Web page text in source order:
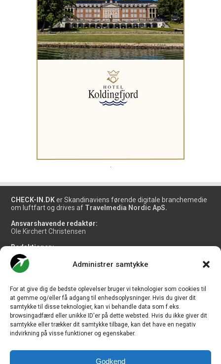
Administrer samtykke
For at give dig de bedste oplevelser bruger vi teknologier som cookies til
at gemme og/eller få adgang til enhedsoplysninger. Hvis du giver dit
samtykke til disse teknologier, kan vi behandle data som f.eks.
browsingadfærd eller unikke ID'er på dette websted. Hvis du ikke giver dit
samtykke eller trækker dit samtykke tilbage, kan det have en negativ
indvirkning på visse funktioner og egenskaber.
Godkend
CHECK-IN.DK er Skandinaviens førende digitale branchemedie
om luftfart og drives af Travelmedia Nordic ApS.
Ansvarshavende redaktør:
Ole Kirchert Christensen
Redaktionen:
Christian Granhøj Skouboe
Henrik Baumgarten
Danny Longhi Andreasen
Salg og jobannoncer:
salg@travelmedianordic.com
Vi tager ansvar for indholdet og er tilmeldt